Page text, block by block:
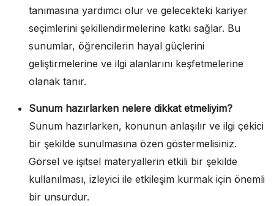
tanımasına yardımcı olur ve gelecekteki kariyer
seçimlerini şekillendirmelerine katkı sağlar. Bu
sunumlar, öğrencilerin hayal güçlerini
geliştirmelerine ve ilgi alanlarını keşfetmelerine
olanak tanır.
Sunum hazırlarken nelere dikkat etmeliyim?
Sunum hazırlarken, konunun anlaşılır ve ilgi çekici
bir şekilde sunulmasına özen göstermelisiniz.
Görsel ve işitsel materyallerin etkili bir şekilde
kullanılması, izleyici ile etkileşim kurmak için önemli
bir unsurdur.